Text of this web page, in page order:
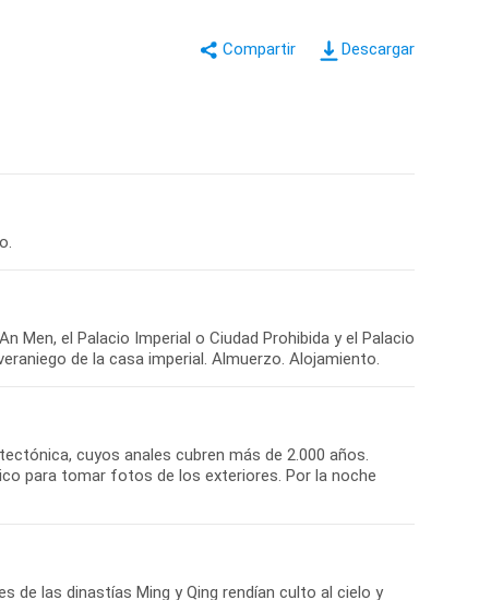
Descargar
Men, el Palacio Imperial o Ciudad Prohibida y el Palacio
cuyos anales cubren más de 2.000 años.
para tomar fotos de los exteriores. Por la noche
de las dinastías Ming y Qing rendían culto al cielo y